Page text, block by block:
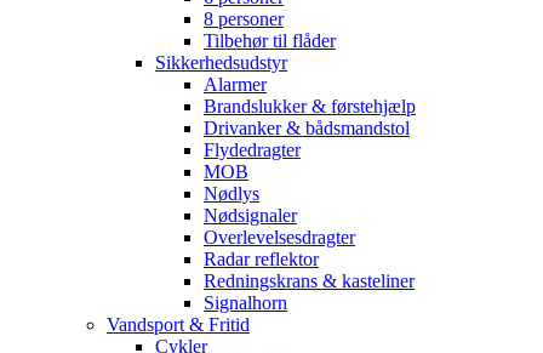
8 personer
Tilbehør til flåder
Sikkerhedsudstyr
Alarmer
Brandslukker & førstehjælp
Drivanker & bådsmandstol
Flydedragter
MOB
Nødlys
Nødsignaler
Overlevelsesdragter
Radar reflektor
Redningskrans & kasteliner
Signalhorn
Vandsport & Fritid
Cykler